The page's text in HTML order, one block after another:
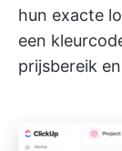
hun exacte
een
prijsbereik